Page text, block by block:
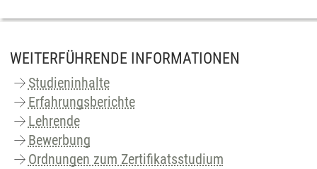
WEITERFÜHRENDE INFORMATIONEN
Studieninhalte
Erfahrungsberichte
Lehrende
Bewerbung
Ordnungen zum Zertifikatsstudium